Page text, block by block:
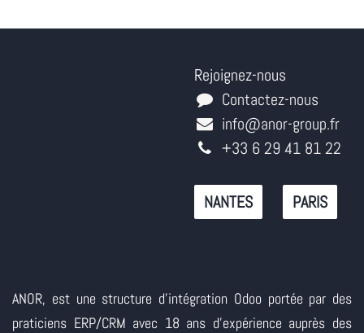
Rejoignez-nous
Contactez-nous
info@anor-group.fr
+33 6 29 41 81 22
NANTES PARIS
ANOR, est une structure d'intégration Odoo portée par des
praticiens ERP/CRM avec 18 ans d'expérience auprès des